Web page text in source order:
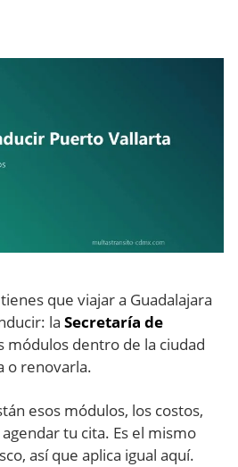
que viajar a Guadalajara
la Secretaría de
módulos dentro de la ciudad
o renovarla.
esos módulos, los costos,
tu cita. Es el mismo
así que aplica igual aquí.